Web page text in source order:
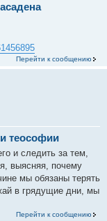
Перейти к сообщению
теософии
и следить за тем,
выясняя, почему
мы обязаны терять
в грядущие дни, мы
Перейти к сообщению